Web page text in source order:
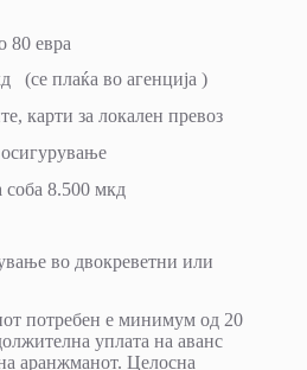
80 евра
(се плаќа во агенција )
карти за локален превоз
соба 8.500 мкд
во двокреветни или
потребен е минимум од 20
уплата на аванс
аранжманот. Целосна